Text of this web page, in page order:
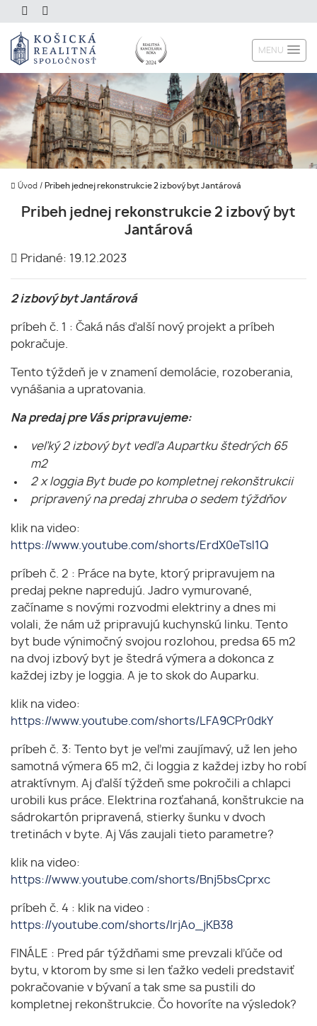
MENU
Úvod / Pribeh jednej rekonstrukcie 2 izbový byt Jantárová
Pribeh jednej rekonstrukcie 2 izbový byt
Jantárová
Pridané: 19.12.2023
2 izbový byt Jantárová
príbeh č. 1 : Čaká nás ďalší nový projekt a príbeh
pokračuje.
Tento týždeň je v znamení demolácie, rozoberania,
vynášania a upratovania.
Na predaj pre Vás pripravujeme:
veľký 2 izbový byt vedľa Aupartku štedrých 65
m2
2 x loggia Byt bude po kompletnej rekonštrukcii
pripravený na predaj zhruba o sedem týždňov
klik na video:
https://www.youtube.com/shorts/ErdX0eTsl1Q
príbeh č. 2 : Práce na byte, ktorý pripravujem na
predaj pekne napredujú. Jadro vymurované,
začíname s novými rozvodmi elektriny a dnes mi
volali, že nám už pripravujú kuchynskú linku. Tento
byt bude výnimočný svojou rozlohou, predsa 65 m2
na dvoj izbový byt je štedrá výmera a dokonca z
každej izby je loggia. A je to skok do Auparku.
klik na video:
https://www.youtube.com/shorts/LFA9CPr0dkY
príbeh č. 3: Tento byt je veľmi zaujímavý, už len jeho
samotná výmera 65 m2, či loggia z každej izby ho robí
atraktívnym. Aj ďalší týždeň sme pokročili a chlapci
urobili kus práce. Elektrina rozťahaná, konštrukcie na
sádrokartón pripravená, stierky šunku v dvoch
tretinách v byte. Aj Vás zaujali tieto parametre?
klik na video:
https://www.youtube.com/shorts/Bnj5bsCprxc
príbeh č. 4 : klik na video :
https://youtube.com/shorts/IrjAo_jKB38
FINÁLE : Pred pár týždňami sme prevzali kľúče od
bytu, v ktorom by sme si len ťažko vedeli predstaviť
pokračovanie v bývaní a tak sme sa pustili do
kompletnej rekonštrukcie. Čo hovoríte na výsledok?